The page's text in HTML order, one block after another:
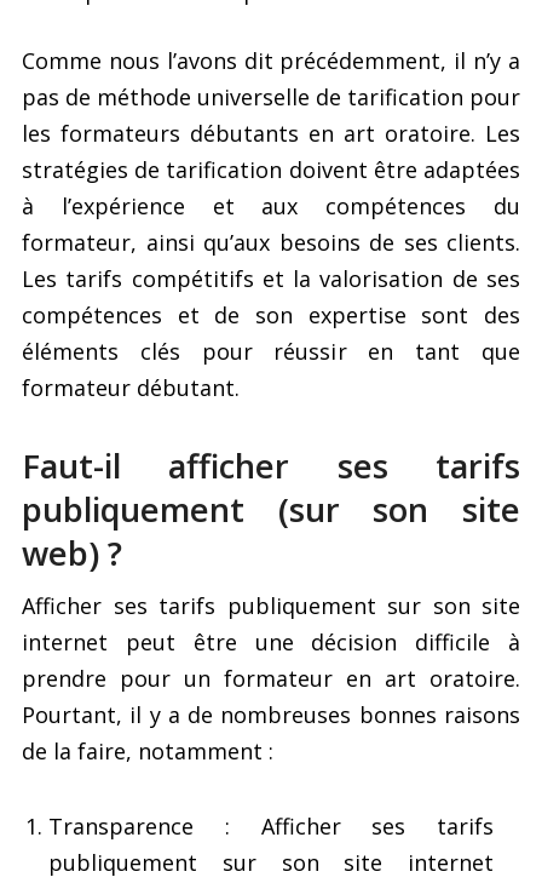
Comme nous l’avons dit précédemment, il n’y a
pas de méthode universelle de tarification pour
les formateurs débutants en art oratoire. Les
stratégies de tarification doivent être adaptées
à l’expérience et aux compétences du
formateur, ainsi qu’aux besoins de ses clients.
Les tarifs compétitifs et la valorisation de ses
compétences et de son expertise sont des
éléments clés pour réussir en tant que
formateur débutant.
Faut-il afficher ses tarifs
publiquement (sur son site
web) ?
Afficher ses tarifs publiquement sur son site
internet peut être une décision difficile à
prendre pour un formateur en art oratoire.
Pourtant, il y a de nombreuses bonnes raisons
de la faire, notamment :
Transparence : Afficher ses tarifs
publiquement sur son site internet